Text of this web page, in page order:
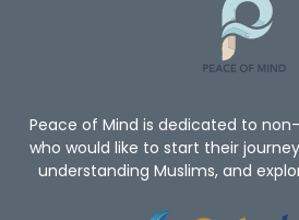
Peace of Mind is dedicated to
who would like to start their
understanding Muslims, and